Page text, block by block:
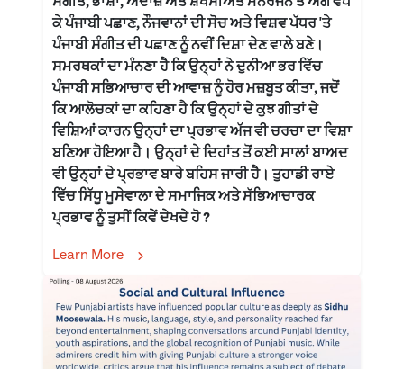
ਕੇ ਪੰਜਾਬੀ ਪਛਾਣ, ਨੌਜਵਾਨਾਂ ਦੀ ਸੋਚ ਅਤੇ ਵਿਸ਼ਵ ਪੱਧਰ 'ਤੇ
ਪੰਜਾਬੀ ਸੰਗੀਤ ਦੀ ਪਛਾਣ ਨੂੰ ਨਵੀਂ ਦਿਸ਼ਾ ਦੇਣ ਵਾਲੇ ਬਣੇ।
ਸਮਰਥਕਾਂ ਦਾ ਮੰਨਣਾ ਹੈ ਕਿ ਉਨ੍ਹਾਂ ਨੇ ਦੁਨੀਆ ਭਰ ਵਿੱਚ
ਪੰਜਾਬੀ ਸਭਿਆਚਾਰ ਦੀ ਆਵਾਜ਼ ਨੂੰ ਹੋਰ ਮਜ਼ਬੂਤ ਕੀਤਾ, ਜਦੋਂ
ਕਿ ਆਲੋਚਕਾਂ ਦਾ ਕਹਿਣਾ ਹੈ ਕਿ ਉਨ੍ਹਾਂ ਦੇ ਕੁਝ ਗੀਤਾਂ ਦੇ
ਵਿਸ਼ਿਆਂ ਕਾਰਨ ਉਨ੍ਹਾਂ ਦਾ ਪ੍ਰਭਾਵ ਅੱਜ ਵੀ ਚਰਚਾ ਦਾ ਵਿਸ਼ਾ
ਬਣਿਆ ਹੋਇਆ ਹੈ। ਉਨ੍ਹਾਂ ਦੇ ਦਿਹਾਂਤ ਤੋਂ ਕਈ ਸਾਲਾਂ ਬਾਅਦ
ਵੀ ਉਨ੍ਹਾਂ ਦੇ ਪ੍ਰਭਾਵ ਬਾਰੇ ਬਹਿਸ ਜਾਰੀ ਹੈ। ਤੁਹਾਡੀ ਰਾਏ
ਵਿੱਚ ਸਿੱਧੂ ਮੂਸੇਵਾਲਾ ਦੇ ਸਮਾਜਿਕ ਅਤੇ ਸੱਭਿਆਚਾਰਕ
ਪ੍ਰਭਾਵ ਨੂੰ ਤੁਸੀਂ ਕਿਵੇਂ ਦੇਖਦੇ ਹੋ ?
Learn More